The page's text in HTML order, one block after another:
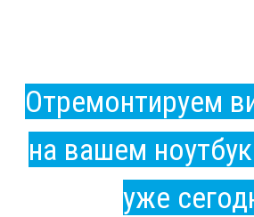
Отремонтируем
на вашем
уже